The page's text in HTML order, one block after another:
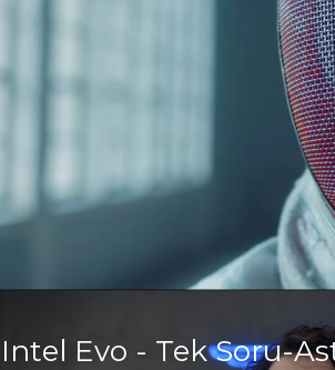
Intel Evo - Tek Soru-